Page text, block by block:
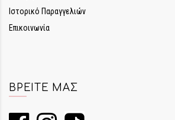
Ιστορικό Παραγγελιών
Επικοινωνία
ΒΡΕΊΤΕ ΜΑΣ